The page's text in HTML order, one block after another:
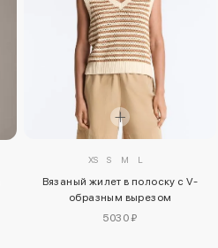
XS S M L
Вязаный жилет в полоску с V-
образным вырезом
5030 ₽